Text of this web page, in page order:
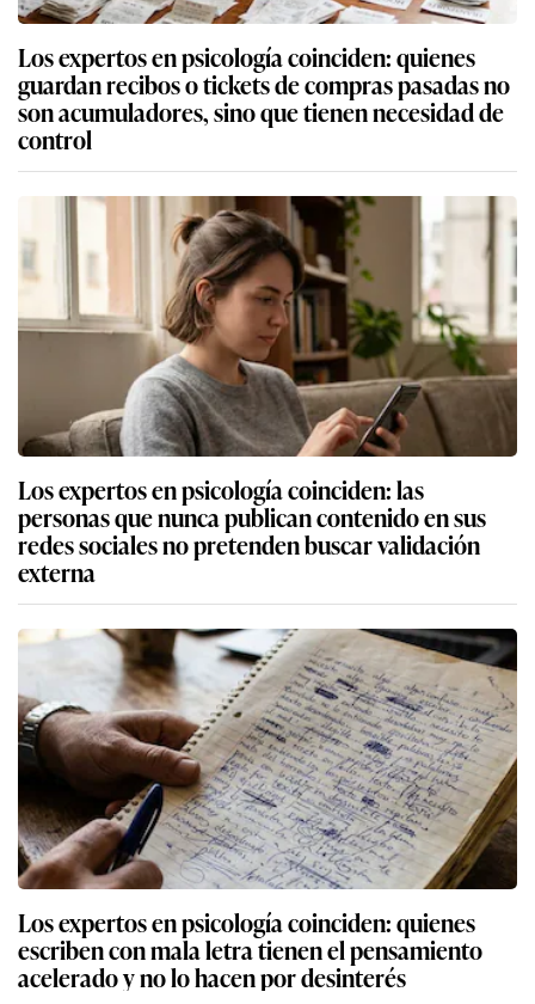
Los expertos en psicología coinciden: quienes
guardan recibos o tickets de compras pasadas no
son acumuladores, sino que tienen necesidad de
control
Los expertos en psicología coinciden: las
personas que nunca publican contenido en sus
redes sociales no pretenden buscar validación
externa
Los expertos en psicología coinciden: quienes
escriben con mala letra tienen el pensamiento
acelerado y no lo hacen por desinterés